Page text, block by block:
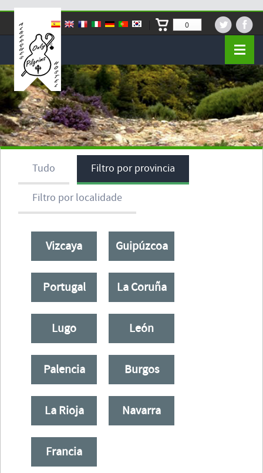
0
Tudo Filtro por provincia
Filtro por localidade
Vizcaya Guipúzcoa
Portugal La Coruña
Lugo León
Palencia Burgos
La Rioja Navarra
Francia